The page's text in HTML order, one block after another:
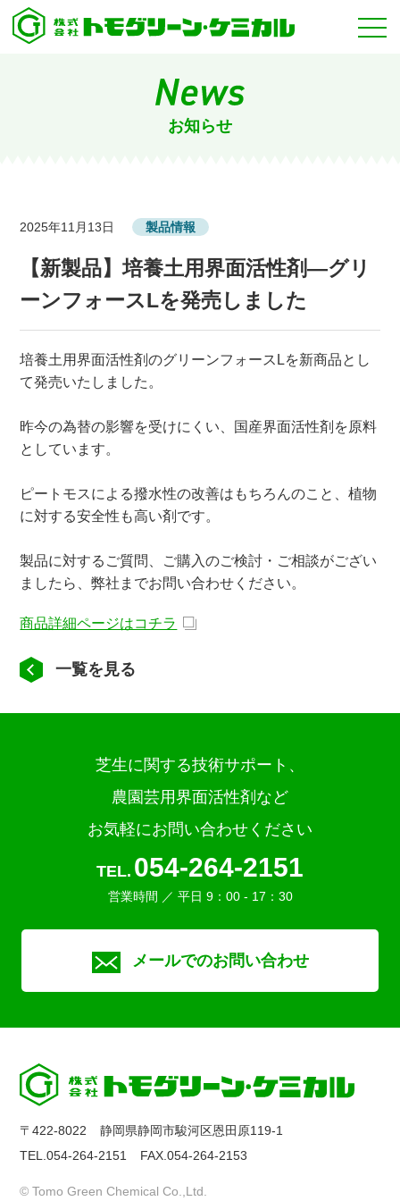
お知らせ
2025年11月13日 製品情報
【新製品】培養土用界面活性剤―グリ
ーンフォースLを発売しました
培養土用界面活性剤のグリーンフォースLを新商品とし
て発売いたしました。
昨今の為替の影響を受けにくい、国産界面活性剤を原料
としています。
ピートモスによる撥水性の改善はもちろんのこと、植物
に対する安全性も高い剤です。
製品に対するご質問、ご購入のご検討・ご相談がござい
ましたら、弊社までお問い合わせください。
商品詳細ページはコチラ
一覧を見る
芝生に関する技術サポート、
農園芸用界面活性剤など
お気軽にお問い合わせください
TEL. 054-264-2151
営業時間 ／ 平日 9：00 - 17：30
メールでのお問い合わせ
〒422-8022
静岡県静岡市駿河区恩田原119-1
TEL.054-264-2151
FAX.054-264-2153
© Tomo Green Chemical Co.,Ltd.